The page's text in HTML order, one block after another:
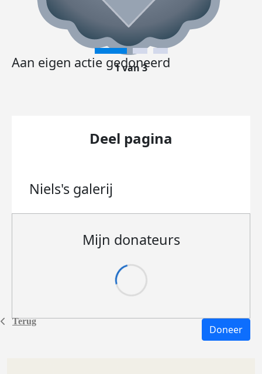
Terug
Aan eigen actie gedoneerd
1 van 3
Deel pagina
Niels's galerij
Mijn donateurs
Doneer